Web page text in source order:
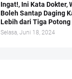
Ingat!, Ini Kata Dokter,
Boleh Santap Daging
Lebih dari Tiga Potong
Selasa, Juni 18, 2024